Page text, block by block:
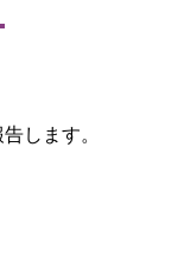
します。